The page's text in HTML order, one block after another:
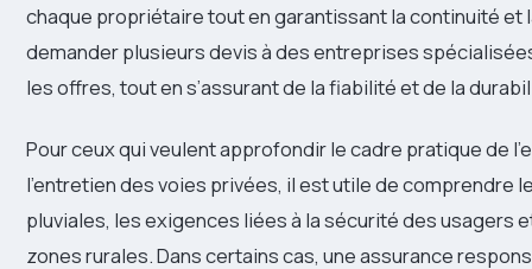
chaque propriétaire tout en garantissant la continuité et
demander plusieurs devis à des entreprises
les offres, tout en s’assurant de la fiabilité et de la
Pour ceux qui veulent approfondir le cadre pratique de
l’entretien des voies privées, il est utile de comprendre
pluviales, les exigences liées à la sécurité des usagers
zones rurales. Dans certains cas, une assurance